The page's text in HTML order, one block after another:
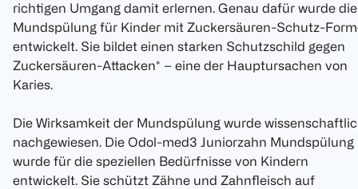
richtigen Umgang damit erlernen. Genau dafür wurde die
Mundspülung für Kinder mit Zuckersäuren-Schutz-
entwickelt. Sie bildet einen starken Schutzschild gegen
Zuckersäuren-Attacken* – eine der Hauptursachen von
Karies.
Die Wirksamkeit der Mundspülung wurde
nachgewiesen. Die Odol-med3 Juniorzahn Mundspülung
wurde für die speziellen Bedürfnisse von Kindern
entwickelt. Sie schützt Zähne und Zahnfleisch auf